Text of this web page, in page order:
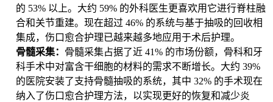
的 53% 以上。大约 59% 的外科医生更喜欢用它进行脊柱融
合和关节重建。现在超过 46% 的系统与基于抽吸的回收相
集成，伤口愈合护理已越来越多地应用于术后护理。
骨髓采集： 骨髓采集占据了近 41% 的市场份额，骨科和牙
科手术中对富含干细胞的材料的需求不断增长。大约 39%
的医院安装了支持骨髓抽吸的系统，其中 32% 的手术现在
纳入了伤口愈合护理方法，以实现更好的恢复和减少炎